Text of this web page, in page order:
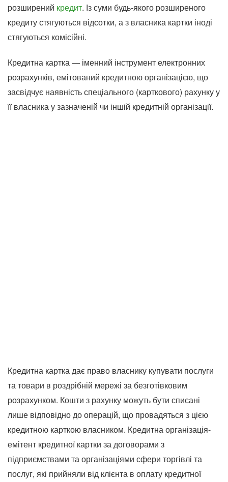
розширений кредит. Із суми будь-якого розширеного
кредиту стягуються відсотки, а з власника картки іноді
стягуються комісійні.
Кредитна картка — іменний інструмент електронних
розрахунків, емітований кредитною організацією, що
засвідчує наявність спеціального (карткового) рахунку у
її власника у зазначеній чи іншій кредитній організації.
Кредитна картка дає право власнику купувати послуги
та товари в роздрібній мережі за безготівковим
розрахунком. Кошти з рахунку можуть бути списані
лише відповідно до операцій, що провадяться з цією
кредитною карткою власником. Кредитна організація-
емітент кредитної картки за договорами з
підприємствами та організаціями сфери торгівлі та
послуг, які прийняли від клієнта в оплату кредитної